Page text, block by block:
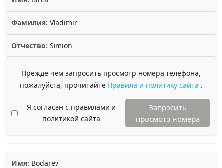
Фамилия: Vladimir
Отчество: Simion
Прежде чем запросить просмотр номера телефона,
пожалуйста, прочитайте Правила и политику сайта .
Я согласен с правилами и
политикой сайта
Запросить
просмотр номера
Имя: Bodarev